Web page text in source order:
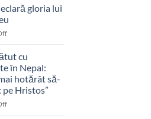
nostru
ești
în
gloria lui
on
declară
lui
Dumnezeu
cu
în Nepal:
hotărât să-
pe Hristos”
on